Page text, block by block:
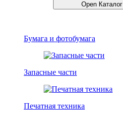
Open Каталог
Бумага и фотобумага
Запасные части
Печатная техника